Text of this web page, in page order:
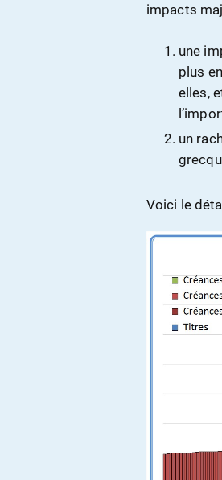
impacts
une
plus
elles,
un
Voici le